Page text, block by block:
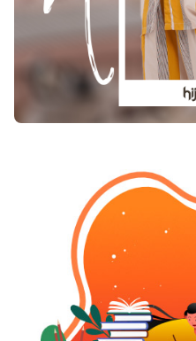
berolahraga, lakukan
push-up agar payudara
kencang. Menggunakan pelembab pada bagian
payudara agar kulit
sehingga kesehatan